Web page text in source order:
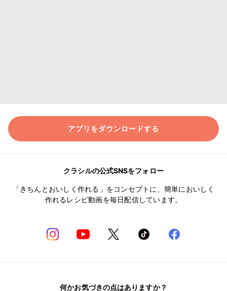
アプリをダウンロードする
クラシルの公式SNSをフォロー
「きちんとおいしく作れる」をコンセプトに、簡単においしく
作れるレシピ動画を毎日配信しています。
何かお気づきの点はありますか？